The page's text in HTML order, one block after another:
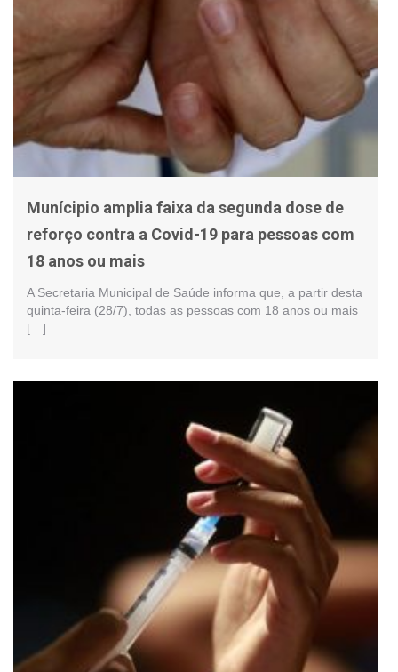
Munícipio amplia faixa da segunda dose de
reforço contra a Covid-19 para pessoas com
18 anos ou mais
A Secretaria Municipal de Saúde informa que, a partir desta
quinta-feira (28/7), todas as pessoas com 18 anos ou mais
[…]